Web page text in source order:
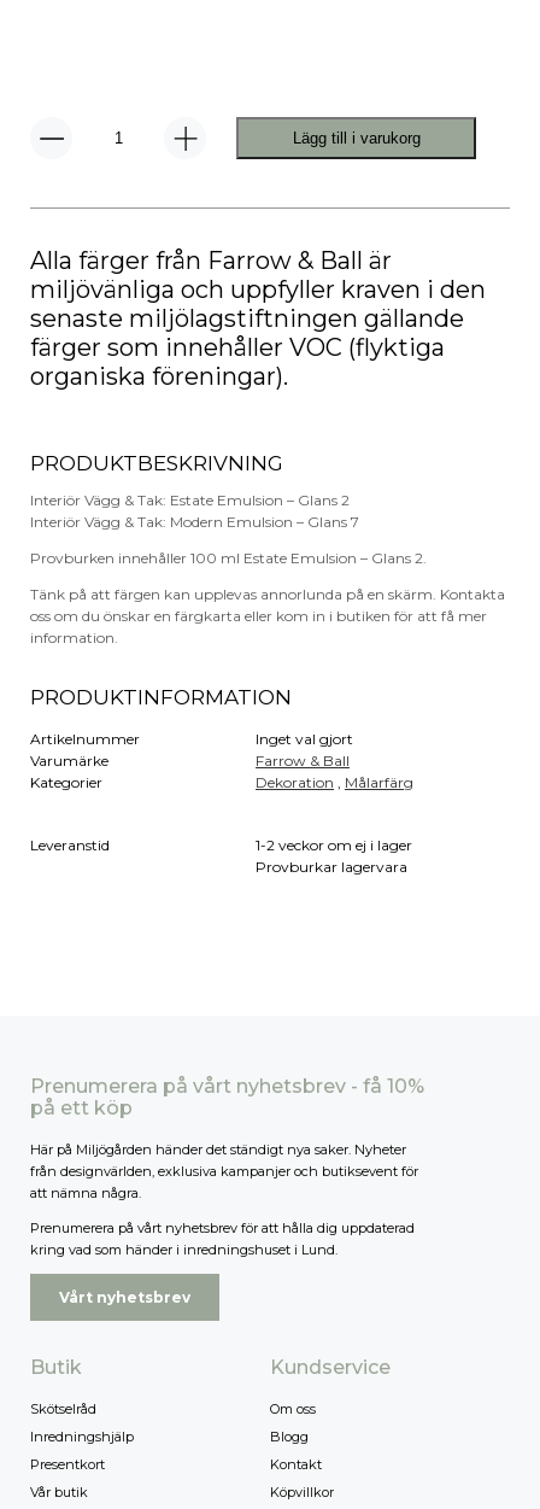
No.
Lägg till i varukorg
Alla färger från Farrow & Ball är
miljövänliga och uppfyller kraven i den
senaste miljölagstiftningen gällande
färger som innehåller VOC (flyktiga
organiska föreningar).
PRODUKTBESKRIVNING
Interiör Vägg & Tak: Estate Emulsion – Glans 2
Interiör Vägg & Tak: Modern Emulsion – Glans 7
Provburken innehåller 100 ml Estate Emulsion – Glans 2.
Tänk på att färgen kan upplevas annorlunda på en skärm. Kontakta
oss om du önskar en färgkarta eller kom in i butiken för att få mer
information.
PRODUKTINFORMATION
Artikelnummer
Inget val gjort
Varumärke
Farrow & Ball
Kategorier
Dekoration Målarfärg
Leveranstid
1-2 veckor om ej i lager
Provburkar lagervara
Prenumerera på vårt nyhetsbrev - få 10%
på ett köp
Här på Miljögården händer det ständigt nya saker. Nyheter
från designvärlden, exklusiva kampanjer och butiksevent för
att nämna några.
Prenumerera på vårt nyhetsbrev för att hålla dig uppdaterad
kring vad som händer i inredningshuset i Lund.
Vårt nyhetsbrev
Butik
Skötselråd
Inredningshjälp
Presentkort
Vår butik
Kundservice
Om oss
Blogg
Kontakt
Köpvillkor